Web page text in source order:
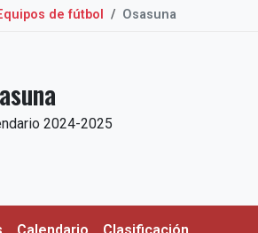
de fútbol Osasuna
2024-2025